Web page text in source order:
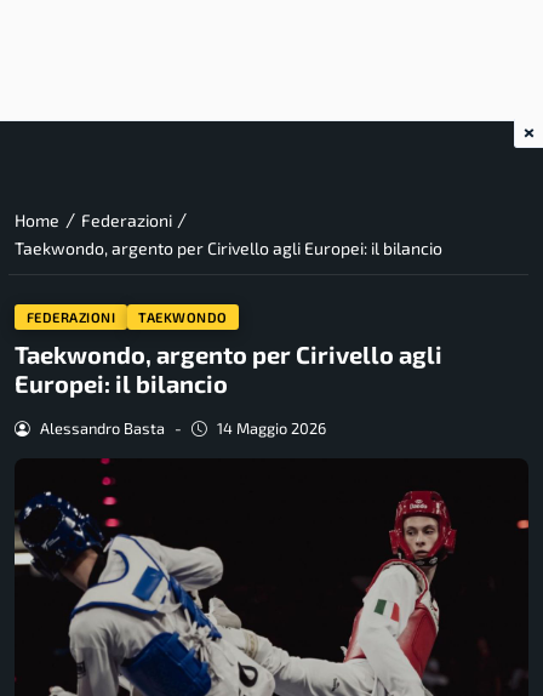
Home / Federazioni /
Taekwondo, argento per Cirivello agli Europei: il bilancio
FEDERAZIONI TAEKWONDO
Taekwondo, argento per Cirivello agli
Europei: il bilancio
Alessandro Basta - 14 Maggio 2026
×